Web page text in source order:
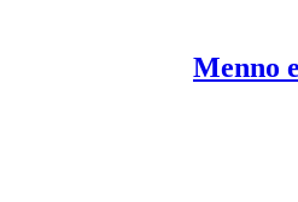
Menno